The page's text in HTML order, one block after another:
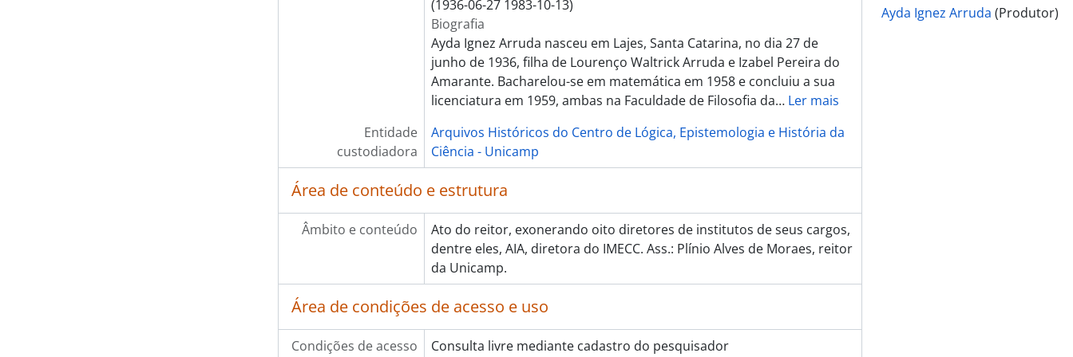
(1936-06-27 1983-10-13)
Biografia
Ayda Ignez Arruda nasceu em Lajes, Santa Catarina, no dia 27 de
junho de 1936, filha de Lourenço Waltrick Arruda e Izabel Pereira do
Amarante. Bacharelou-se em matemática em 1958 e concluiu a sua
licenciatura em 1959, ambas na Faculdade de Filosofia da… Ler mais
Entidade
custodiadora
Arquivos Históricos do Centro de Lógica, Epistemologia e História da
Ciência - Unicamp
Área de conteúdo e estrutura
Âmbito e conteúdo
Ato do reitor, exonerando oito diretores de institutos de seus cargos,
dentre eles, AIA, diretora do IMECC. Ass.: Plínio Alves de Moraes, reitor
da Unicamp.
Área de condições de acesso e uso
Condições de acesso Consulta livre mediante cadastro do pesquisador
Ayda Ignez Arruda (Produtor)